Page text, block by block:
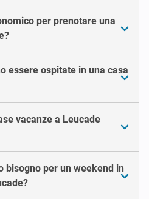
per prenotare una
essere ospitate in una casa
vacanze a Leucade
bisogno per un weekend in